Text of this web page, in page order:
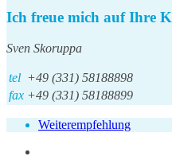
Ich freue mich auf Ihre
Sven Skoruppa
tel +49 (331) 58188898
fax +49 (331) 58188899
Weiterempfehlung